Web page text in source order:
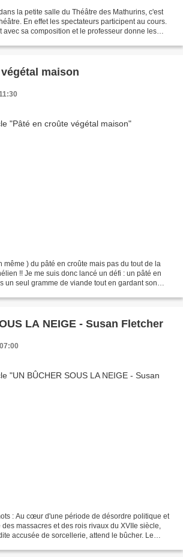
la petite salle du Théâtre des Mathurins, c'est
En effet les spectateurs participent au cours.
avec sa composition et le professeur donne les
maison
même ) du pâté en croûte mais pas du tout de la
!! Je me suis donc lancé un défi : un pâté en
un seul gramme de viande tout en gardant son
LA NEIGE - Susan Fletcher
: Au cœur d'une période de désordre politique et
massacres et des rois rivaux du XVIIe siècle,
accusée de sorcellerie, attend le bûcher. Le